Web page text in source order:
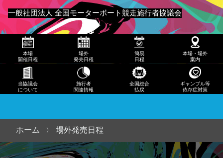
一般社団法人 全国モーターボート競走施行者協議会
メニュー
発売
日程
日程
本
場・
当協
本場
開催日程
場外
発売日程
簡易
日程
本場・場外
案内
当協議会
について
施行者
関連情報
全国総合
払戻
ギャンブル等
依存症対策
ホーム 場外発売日程